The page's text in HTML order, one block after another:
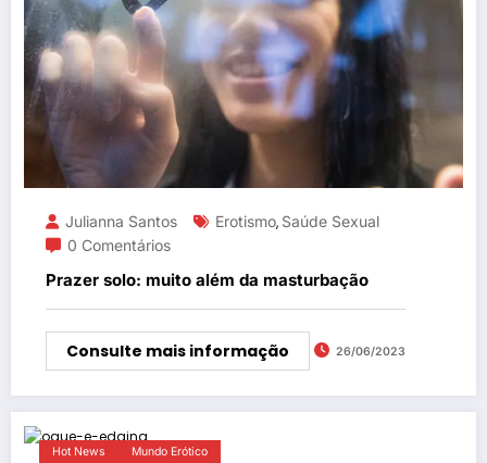
Julianna Santos Erotismo, Saúde Sexual
0 Comentários
Prazer solo: muito além da masturbação
Consulte mais informação 26/06/2023
Hot News Mundo Erótico